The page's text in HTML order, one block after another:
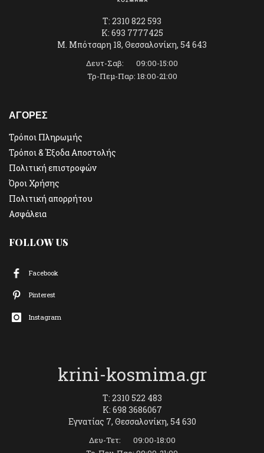
T: 2310 822 593
K: 693 7777425
Μ. Μπότσαρη 18, Θεσσαλονίκη, 54 643
Δευτ-Σαβ: 09:00-15:00
Τρ-Πεμ-Παρ: 18:00-21:00
ΑΓΟΡΕΣ
Τρόποι Πληρωμής
Τρόποι & Έξοδα Αποστολής
Πολιτική επιστροφών
Όροι Χρήσης
Πολιτική απορρήτου
Ασφάλεια
FOLLOW US
Facebook
Pinterest
Instagram
krini-kosmima.gr
T: 2310 522 483
K: 698 3686067
Εγνατίας 7, Θεσσαλονίκη, 54 630
Δευ-Τετ: 09:00-18:00